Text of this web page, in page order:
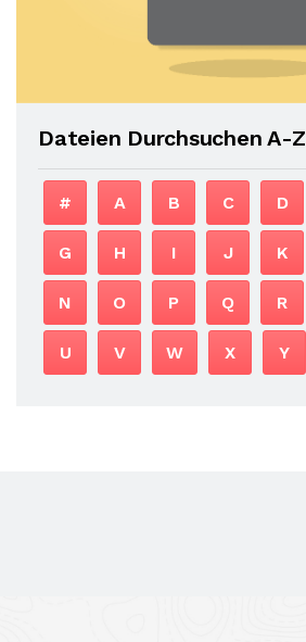
Dateien Durchsuchen A-Z
# A B C D
G H I J K
N O P Q R
U V W X Y